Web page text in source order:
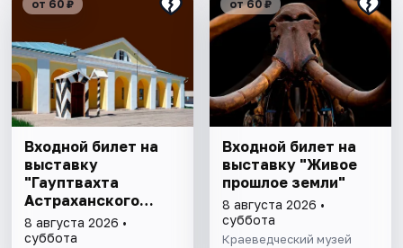
от 60 ₽
Входной билет на
выставку
"Гауптвахта
Астраханского
гарнизона. XIX в."
8 августа 2026 •
суббота
от 60 ₽
Входной билет на
выставку "Живое
прошлое земли"
8 августа 2026 •
суббота
Краеведческий музей